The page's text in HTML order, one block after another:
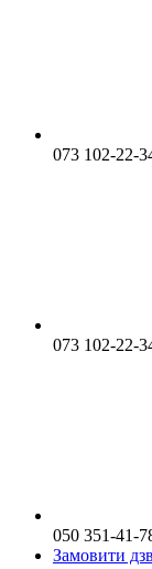
073 102-22-
073 102-22-
050 351-41-
Замовити